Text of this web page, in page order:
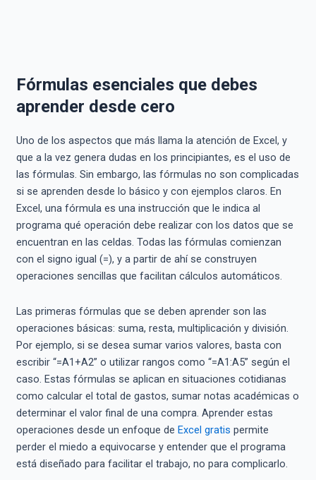
Fórmulas esenciales que debes
aprender desde cero
Uno de los aspectos que más llama la atención de Excel, y
que a la vez genera dudas en los principiantes, es el uso de
las fórmulas. Sin embargo, las fórmulas no son complicadas
si se aprenden desde lo básico y con ejemplos claros. En
Excel, una fórmula es una instrucción que le indica al
programa qué operación debe realizar con los datos que se
encuentran en las celdas. Todas las fórmulas comienzan
con el signo igual (=), y a partir de ahí se construyen
operaciones sencillas que facilitan cálculos automáticos.
Las primeras fórmulas que se deben aprender son las
operaciones básicas: suma, resta, multiplicación y división.
Por ejemplo, si se desea sumar varios valores, basta con
escribir “=A1+A2” o utilizar rangos como “=A1:A5” según el
caso. Estas fórmulas se aplican en situaciones cotidianas
como calcular el total de gastos, sumar notas académicas o
determinar el valor final de una compra. Aprender estas
operaciones desde un enfoque de Excel gratis permite
perder el miedo a equivocarse y entender que el programa
está diseñado para facilitar el trabajo, no para complicarlo.